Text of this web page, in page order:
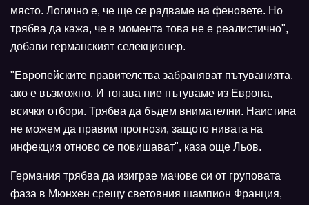
място. Логично е, че ще се радваме на феновете. Но
трябва да кажа, че в момента това не е реалистично",
добави германският селекционер.
"Европейските правителства забраняват пътуванията,
ако е възможно. И тогава ние пътуваме из Европа,
всички отбори. Трябва да бъдем внимателни. Наистина
не можем да правим прогнози, защото нивата на
инфекция отново се повишават", каза още Льов.
Германия трябва да изиграе мачове си от груповата
фаза в Мюнхен срещу световния шампион Франция,